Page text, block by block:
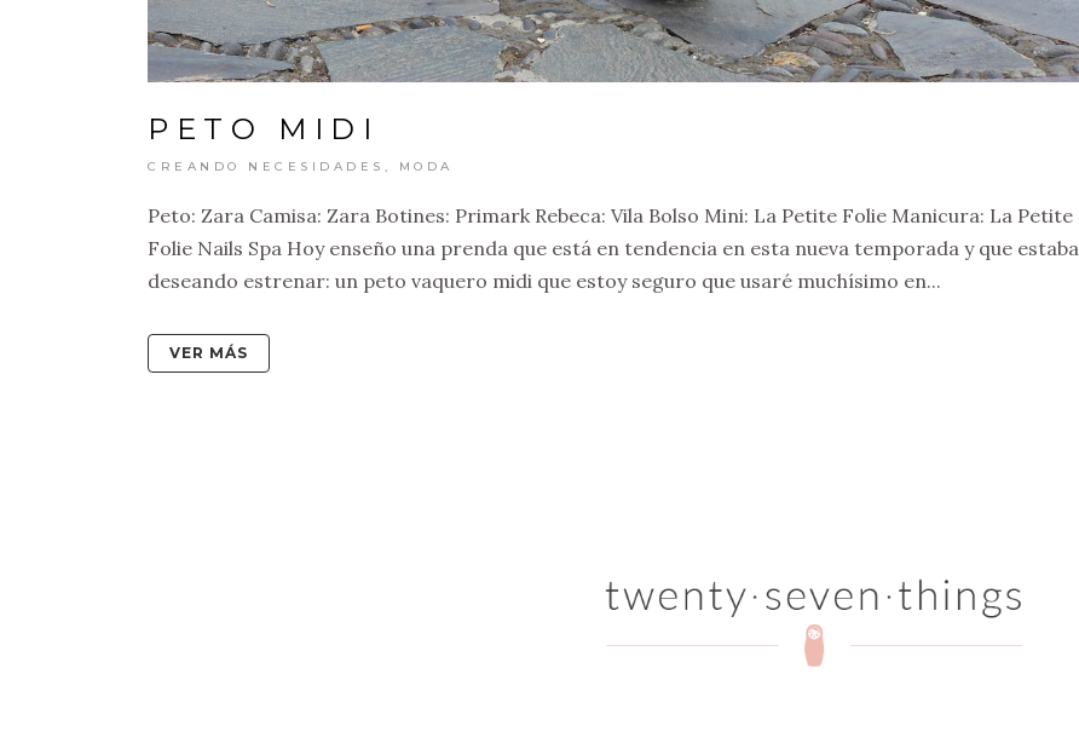
PETO MIDI
CREANDO NECESIDADES MODA
Peto: Zara Camisa: Zara Botines: Primark Rebeca: Vila Bolso Mini: La Petite Folie Manicura: La Petite
Folie Nails Spa Hoy enseño una prenda que está en tendencia en esta nueva temporada y que estaba
deseando estrenar: un peto vaquero midi que estoy seguro que usaré muchísimo en...
VER MÁS